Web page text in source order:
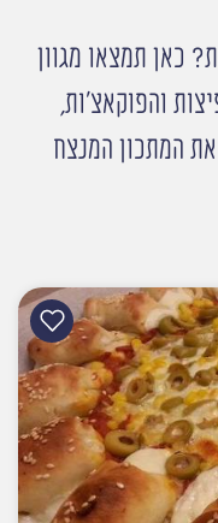
כאן תמצאו מגוון
והפוקאצ'ות,
המתכון המנצח